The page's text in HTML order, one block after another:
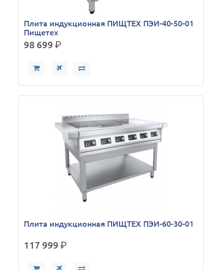
Плита индукционная ПИЩТЕХ ПЭИ-40-50-01
Пищетех
98 699р.
Плита индукционная ПИЩТЕХ ПЭИ-60-30-01
117 999р.